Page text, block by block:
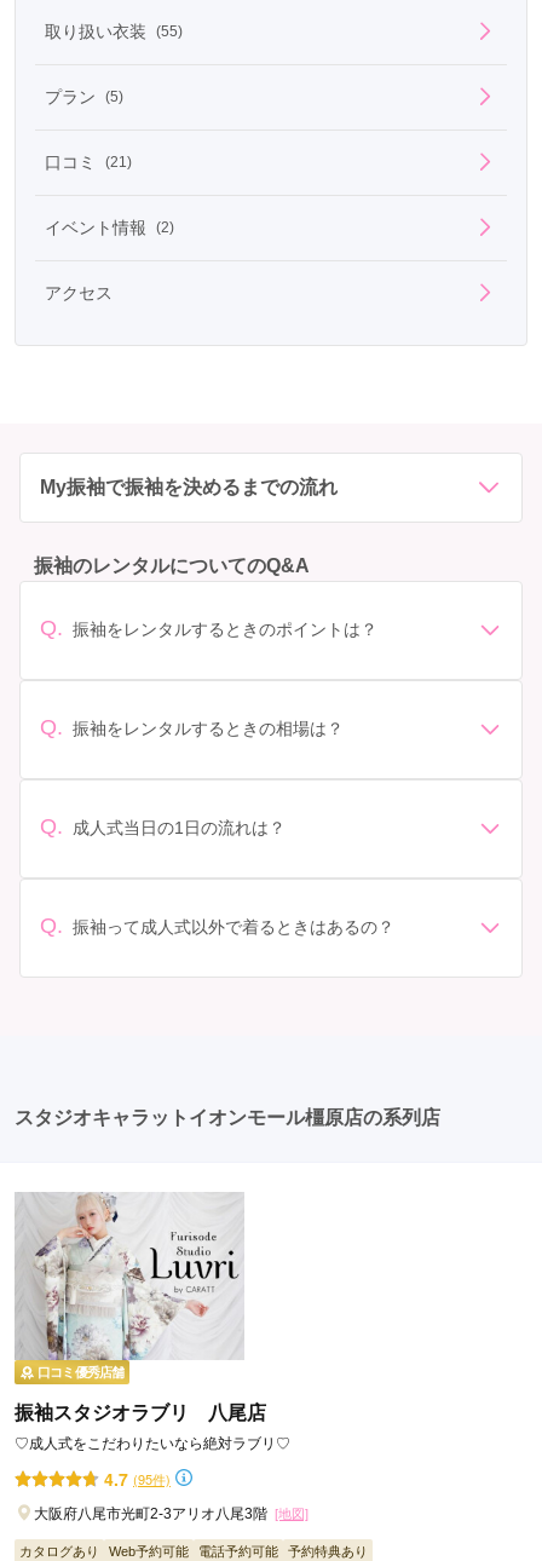
取り扱い衣装 (55)
プラン (5)
口コミ (21)
イベント情報 (2)
アクセス
My振袖で振袖を決めるまでの流れ
振袖のレンタルについてのQ&A
Q. 振袖をレンタルするときのポイントは？
があります。 サイズ選び: 自分の体型に合ったサイズを
ンタル料金に含まれるもの（小物や帯、草履など）を確
っかり確認しておく必要があります。 お店選び: 評判や
しょう。
Q. 振袖をレンタルするときの相場は？
されています。 高級なものやブランド物になると、それ
Q. 成人式当日の1日の流れは？
人式: 一般的に午前中に成人式が行わる場合が多いです
Q. 振袖って成人式以外で着るときはあるの？
スタジオキャラットイオンモール橿原店の系列店
口コミ優秀店舗
振袖スタジオラブリ 八尾店
♡成人式をこだわりたいなら絶対ラブリ♡
4.7 (95件)
大阪府八尾市光町2-3アリオ八尾3階 [地図]
カタログあり Web予約可能 電話予約可能 予約特典あり